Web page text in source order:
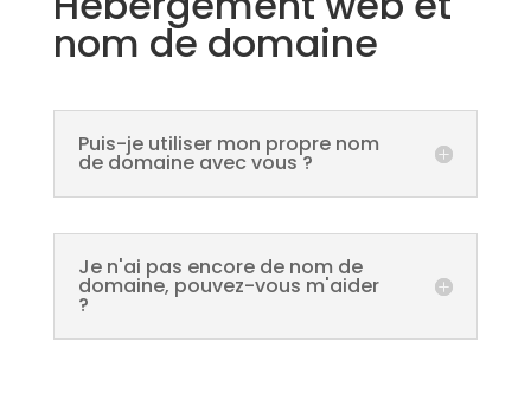
nom de domaine
Puis-je utiliser mon propre nom
de domaine avec vous ?
Je n'ai pas encore de nom de
domaine, pouvez-vous m'aider
?